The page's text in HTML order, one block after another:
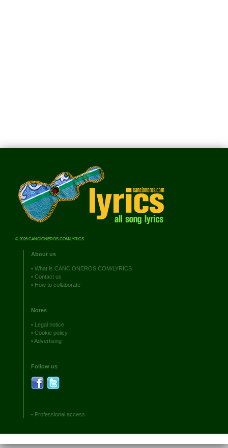
© 2026 CANCIONEROS.COM/LYRICS
About us
• What is CANCIONEROS.COM/LYRICS
• Contact us
• How to collaborate
Notes
• Legal notice
• Cookie policy
•Advertising
Follow us
• Professional access